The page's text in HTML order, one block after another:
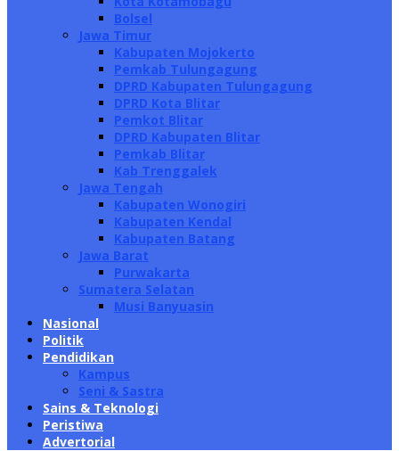
Bolsel
Jawa Timur
Kabupaten Mojokerto
Pemkab Tulungagung
DPRD Kabupaten Tulungagung
DPRD Kota Blitar
Pemkot Blitar
DPRD Kabupaten Blitar
Pemkab Blitar
Kab Trenggalek
Jawa Tengah
Kabupaten Wonogiri
Kabupaten Kendal
Kabupaten Batang
Jawa Barat
Purwakarta
Sumatera Selatan
Musi Banyuasin
Nasional
Politik
Pendidikan
Kampus
Seni & Sastra
Sains & Teknologi
Peristiwa
Advertorial